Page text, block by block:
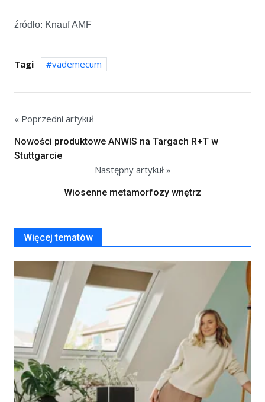
źródło: Knauf AMF
Tagi vademecum
« Poprzedni artykuł
Nowości produktowe ANWIS na Targach R+T w
Stuttgarcie
Następny artykuł »
Wiosenne metamorfozy wnętrz
Więcej tematów